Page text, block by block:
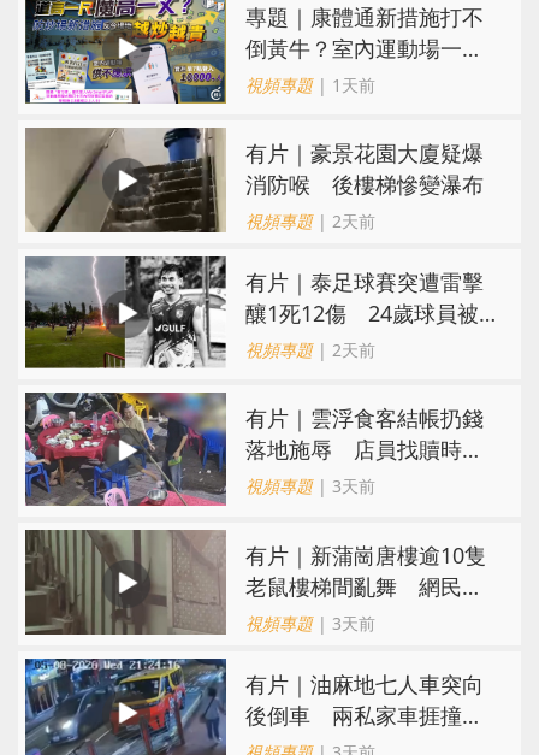
專題｜康體通新措施打不
倒黃牛？室內運動場一場
難求越炒越貴
視頻專題| 1天前
有片｜豪景花園大廈疑爆
消防喉 後樓梯慘變瀑布
視頻專題| 2天前
有片｜泰足球賽突遭雷擊
釀1死12傷 24歲球員被
閃電劈中亡
視頻專題| 2天前
​有片｜雲浮食客結帳扔錢
落地施辱 店員找贖時還
施彼身獲老闆肯定
視頻專題| 3天前
有片｜新蒲崗唐樓逾10隻
老鼠樓梯間亂舞 網民嚇
親：每次經過都要好大勇
視頻專題| 3天前
有片｜油麻地七人車突向
後倒車 兩私家車捱撞
司機不顧而去